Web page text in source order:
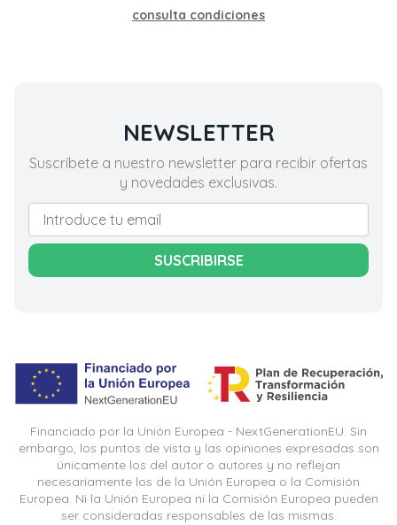
consulta condiciones
NEWSLETTER
Suscríbete a nuestro newsletter para recibir ofertas
y novedades exclusivas.
SUSCRIBIRSE
Financiado por la Unión Europea - NextGenerationEU. Sin
embargo, los puntos de vista y las opiniones expresadas son
únicamente los del autor o autores y no reflejan
necesariamente los de la Unión Europea o la Comisión
Europea. Ni la Unión Europea ni la Comisión Europea pueden
ser consideradas responsables de las mismas.